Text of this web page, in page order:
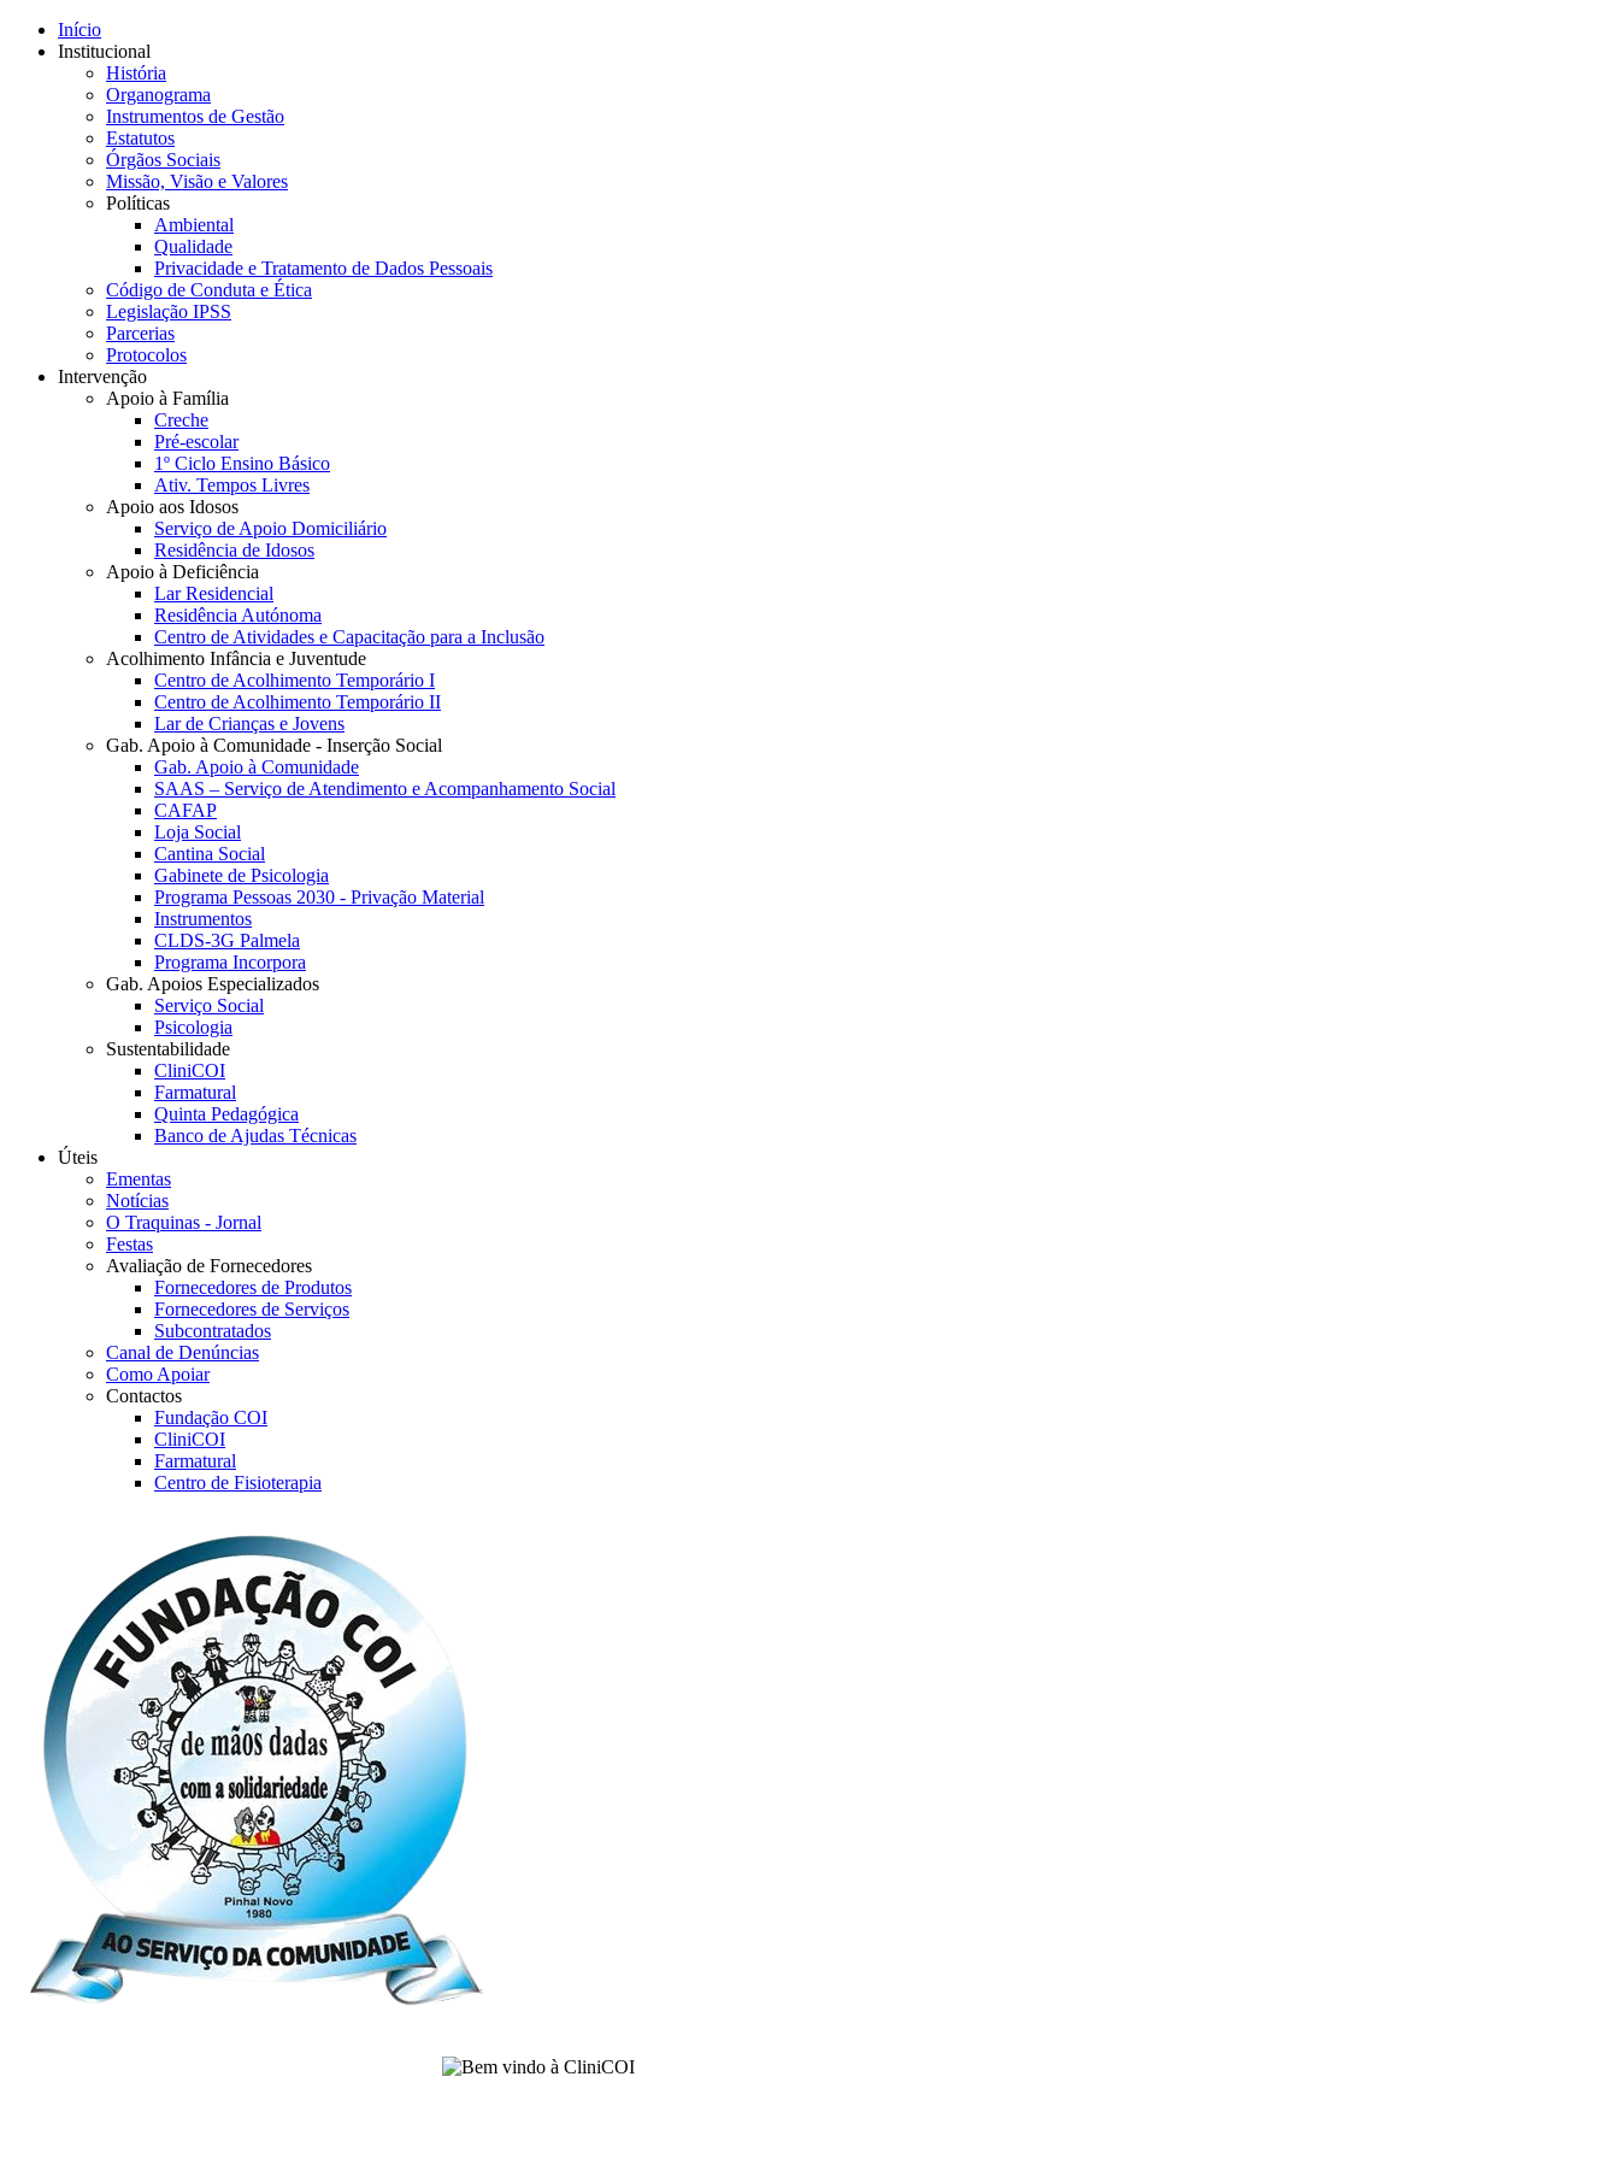
Início
Institucional
História
Organograma
Instrumentos de Gestão
Estatutos
Órgãos Sociais
Missão, Visão e Valores
Políticas
Ambiental
Qualidade
Privacidade e Tratamento de Dados Pessoais
Código de Conduta e Ética
Legislação IPSS
Parcerias
Protocolos
Intervenção
Apoio à Família
Creche
Pré-escolar
1º Ciclo Ensino Básico
Ativ. Tempos Livres
Apoio aos Idosos
Serviço de Apoio Domiciliário
Residência de Idosos
Apoio à Deficiência
Lar Residencial
Residência Autónoma
Centro de Atividades e Capacitação para a Inclusão
Acolhimento Infância e Juventude
Centro de Acolhimento Temporário I
Centro de Acolhimento Temporário II
Lar de Crianças e Jovens
Gab. Apoio à Comunidade - Inserção Social
Gab. Apoio à Comunidade
SAAS – Serviço de Atendimento e Acompanhamento Social
CAFAP
Loja Social
Cantina Social
Gabinete de Psicologia
Programa Pessoas 2030 - Privação Material
Instrumentos
CLDS-3G Palmela
Programa Incorpora
Gab. Apoios Especializados
Serviço Social
Psicologia
Sustentabilidade
CliniCOI
Farmatural
Quinta Pedagógica
Banco de Ajudas Técnicas
Úteis
Ementas
Notícias
O Traquinas - Jornal
Festas
Avaliação de Fornecedores
Fornecedores de Produtos
Fornecedores de Serviços
Subcontratados
Canal de Denúncias
Como Apoiar
Contactos
Fundação COI
CliniCOI
Farmatural
Centro de Fisioterapia